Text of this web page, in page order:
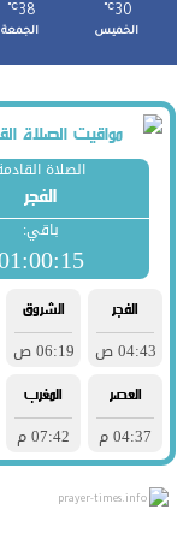
30
℃
الخميس
38
℃
الجمعة
prayer-times.info